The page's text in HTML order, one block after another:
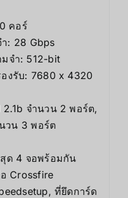
คอร์
: 28 Gbps
จำ: 512-bit
งรับ: 7680 x 4320
จำนวน 2 พอร์ต,
วน 3 พอร์ต
สุด 4 จอพร้อมกัน
Crossfire
ที่ยึดการ์ด